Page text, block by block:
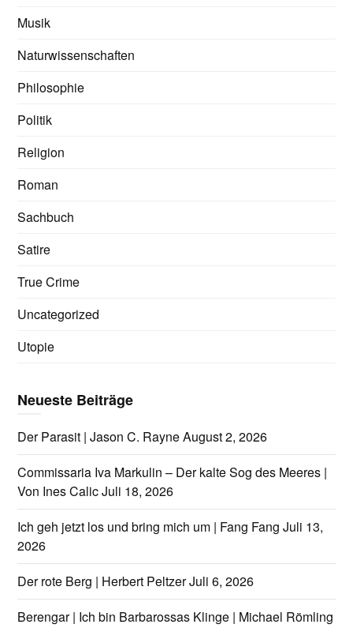
Musik
Naturwissenschaften
Philosophie
Politik
Religion
Roman
Sachbuch
Satire
True Crime
Uncategorized
Utopie
Neueste Beiträge
Der Parasit | Jason C. RayneAugust 2, 2026
Commissaria Iva Markulin – Der kalte Sog des Meeres |
Von Ines CalicJuli 18, 2026
Ich geh jetzt los und bring mich um | Fang Fang Juli 13,
2026
Der rote Berg | Herbert PeltzerJuli 6, 2026
Berengar | Ich bin Barbarossas Klinge | Michael Römling